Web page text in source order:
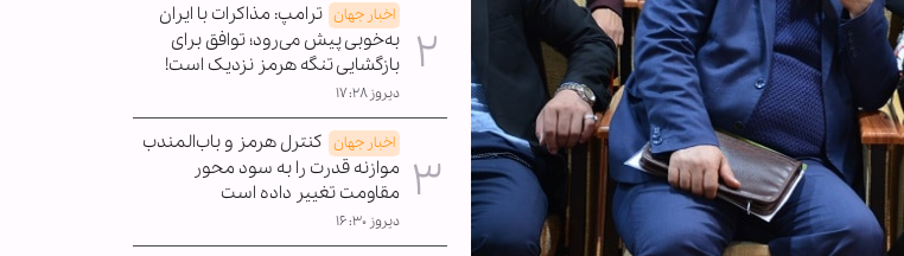
اخبار جهان ترامپ: مذاکرات با ایران
به‌خوبی پیش می‌رود؛ توافق برای
بازگشایی تنگه هرمز نزدیک است!
دیروز ۱۷:۲۸
اخبار جهان کنترل هرمز و باب‌المندب
موازنه قدرت را به سود محور
مقاومت تغییر داده است
دیروز ۱۶:۳۰